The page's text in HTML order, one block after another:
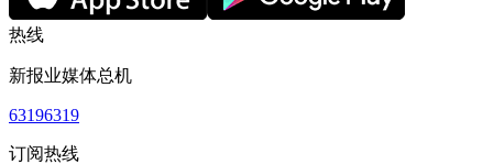
热线
新报业媒体总机
63196319
订阅热线